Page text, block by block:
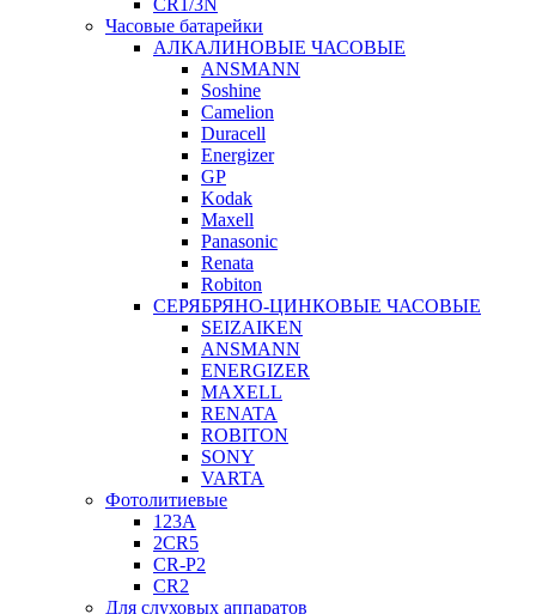
CR1/3N
Часовые батарейки
АЛКАЛИНОВЫЕ ЧАСОВЫЕ
ANSMANN
Soshine
Camelion
Duracell
Energizer
GP
Kodak
Maxell
Panasonic
Renata
Robiton
СЕРЯБРЯНО-ЦИНКОВЫЕ ЧАСОВЫЕ
SEIZAIKEN
ANSMANN
ENERGIZER
MAXELL
RENATA
ROBITON
SONY
VARTA
Фотолитиевые
123A
2CR5
CR-P2
CR2
Для слуховых аппаратов